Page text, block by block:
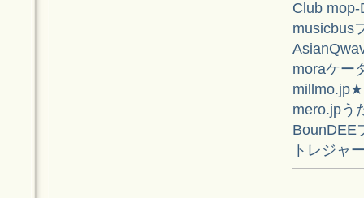
Club mop-
musicbus
moraケー
mero.jpう
BounDEE
トレジャ